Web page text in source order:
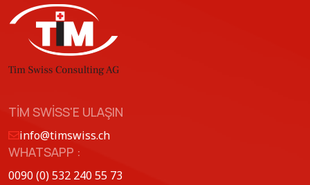
TIM SWISS'E ULAŞIN
info@timswiss.ch
WHATSAPP :
0090 (0) 532 240 55 73